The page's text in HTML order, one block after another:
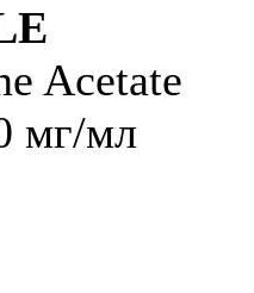
Acetate
мг/мл